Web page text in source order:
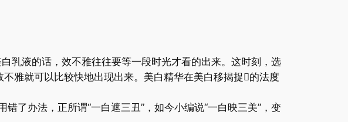
液的话，效不雅往往要等一段时光才看的出来。这时刻，选
雅就可以比较快地出现出来。美白精华在美白移揭捉的法度
了办法，正所谓“一白遮三丑”，如今小编说“一白映三美”，变